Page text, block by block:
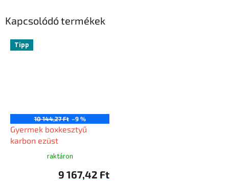
Kapcsolódó termékek
Tipp
10 144,27 Ft –9 %
Gyermek boxkesztyű
karbon ezüst
raktáron
9 167,42 Ft